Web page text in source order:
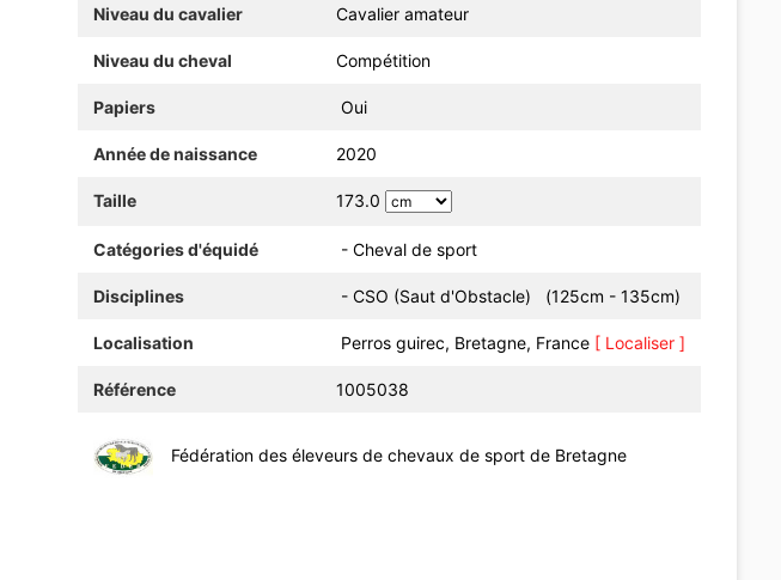
Niveau du cavalier Cavalier amateur
Niveau du cheval Compétition
Papiers Oui
Année de naissance 2020
Taille 173.0
Catégories d'équidé - Cheval de sport
Disciplines - CSO (Saut d'Obstacle) (125cm - 135cm)
Localisation Perros guirec, Bretagne, France [ Localiser ]
Référence 1005038
Fédération des éleveurs de chevaux de sport de Bretagne